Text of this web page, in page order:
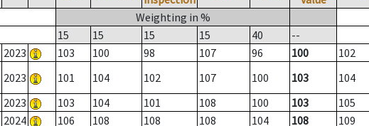
Weighting in %
15
15 15 15 40
--
2023 103 100 98 107 96 100
102
2023 101 104 102 107 100 103
104
2023 103 104 101 108 100 103
105
2024 106 108 108 108 104 108
109